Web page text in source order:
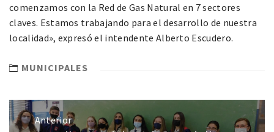
comenzamos con la Red de Gas Natural en 7 sectores
claves. Estamos trabajando para el desarrollo de nuestra
localidad», expresó el intendente Alberto Escudero.
MUNICIPALES
Anterior